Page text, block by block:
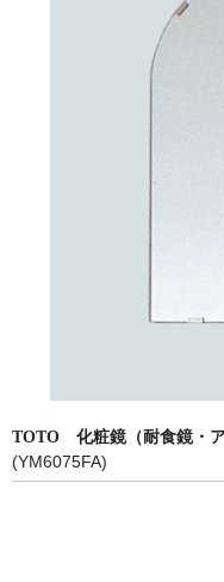
キッチン用水栓
洗面所用自動水栓
組合せ大便器セット
TOTO 化粧鏡（耐食鏡・
(YM6075FA)